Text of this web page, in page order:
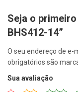
Seja o primeiro
BHS412-14”
O seu endereço de e-
obrigatórios são
Sua avaliação